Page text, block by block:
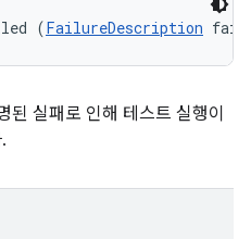
(FailureDescription
된 실패로 인해 테스트 실행이